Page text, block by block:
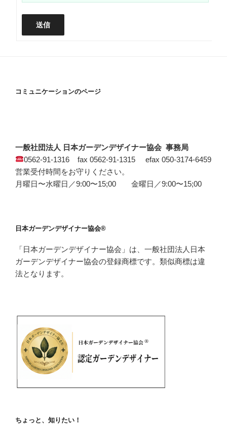
送信
コミュニケーションのページ
一般社団法人 日本ガーデンデザイナー協会 事務局
0562-91-1316 fax 0562-91-1315 efax 050-3174-6459
営業受付時間をお守りください。
月曜日〜水曜日／9:00〜15;00 金曜日／9:00〜15;00
日本ガーデンデザイナー協会®
「日本ガーデンデザイナー協会」は、一般社団法人日本
ガーデンデザイナー協会の登録商標です。類似商標は違
法となります。
ちょっと、知りたい！